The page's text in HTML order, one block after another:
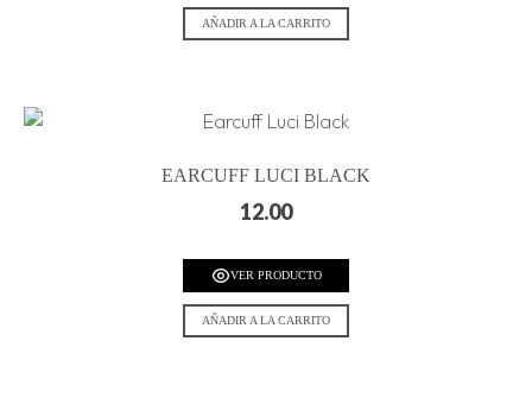
AÑADIR A LA CARRITO
EARCUFF LUCI BLACK
12.00
VER PRODUCTO
AÑADIR A LA CARRITO